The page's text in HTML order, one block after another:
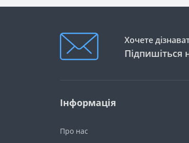
Хочете
Підпишіться
Інформація
Про нас